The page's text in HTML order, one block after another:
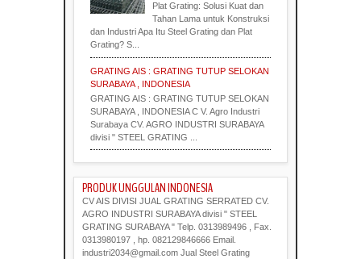
Plat Grating: Solusi Kuat dan
Tahan Lama untuk Konstruksi
dan Industri Apa Itu Steel Grating dan Plat
Grating? S...
GRATING AIS : GRATING TUTUP SELOKAN
SURABAYA , INDONESIA
GRATING AIS : GRATING TUTUP SELOKAN
SURABAYA , INDONESIA C V. Agro Industri
Surabaya CV. AGRO INDUSTRI SURABAYA
divisi " STEEL GRATING ...
PRODUK UNGGULAN INDONESIA
CV AIS DIVISI JUAL GRATING SERRATED CV.
AGRO INDUSTRI SURABAYA divisi " STEEL
GRATING SURABAYA " Telp. 0313989496 , Fax.
0313980197 , hp. 082129846666 Email.
industri2034@gmail.com Jual Steel Grating